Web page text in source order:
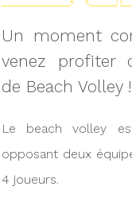
Un moment
venez profiter
de Beach Volley !
Le beach volley
opposant deux
4 joueurs.